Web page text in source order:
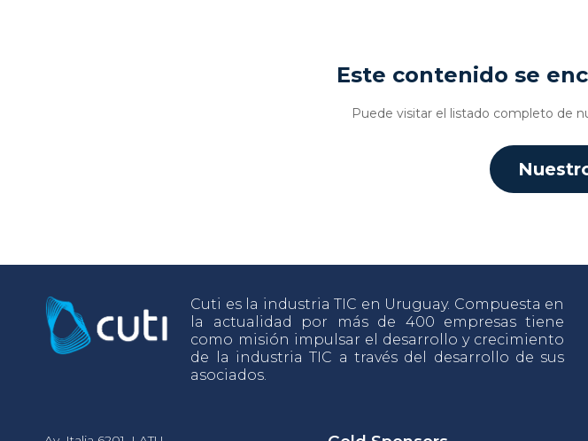
Este contenido se
Puede visitar el listado completo de
Cuti es la industria TIC en Uruguay. Compuesta en
la actualidad por más de 400 empresas tiene
como misión impulsar el desarrollo y crecimiento
de la industria TIC a través del desarrollo de sus
asociados.